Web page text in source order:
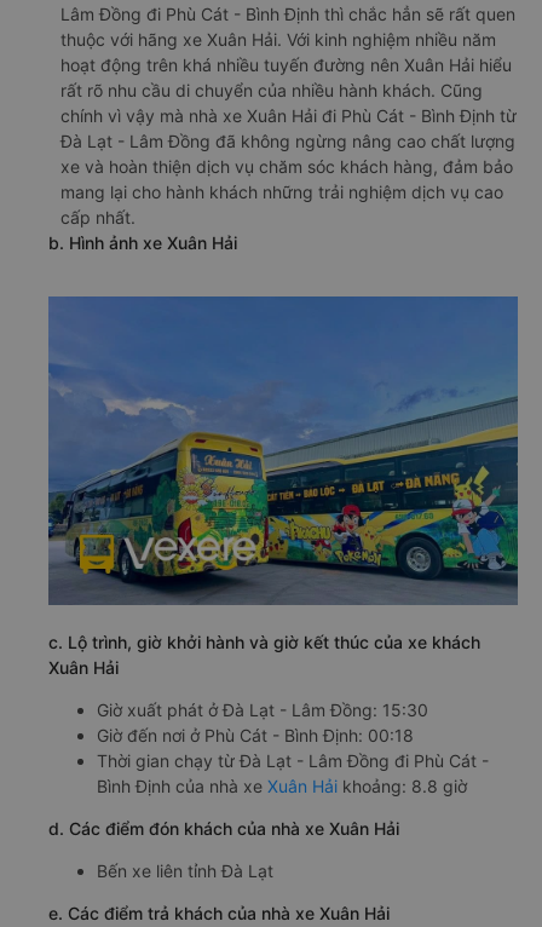
Lâm Đồng đi Phù Cát - Bình Định thì chắc hẳn sẽ rất quen
thuộc với hãng xe Xuân Hải. Với kinh nghiệm nhiều năm
hoạt động trên khá nhiều tuyến đường nên Xuân Hải hiểu
rất rõ nhu cầu di chuyển của nhiều hành khách. Cũng
chính vì vậy mà nhà xe Xuân Hải đi Phù Cát - Bình Định từ
Đà Lạt - Lâm Đồng đã không ngừng nâng cao chất lượng
xe và hoàn thiện dịch vụ chăm sóc khách hàng, đảm bảo
mang lại cho hành khách những trải nghiệm dịch vụ cao
cấp nhất.
b. Hình ảnh xe Xuân Hải
c. Lộ trình, giờ khởi hành và giờ kết thúc của xe khách
Xuân Hải
Giờ xuất phát ở Đà Lạt - Lâm Đồng: 15:30
Giờ đến nơi ở Phù Cát - Bình Định: 00:18
Thời gian chạy từ Đà Lạt - Lâm Đồng đi Phù Cát -
Bình Định của nhà xe Xuân Hải khoảng: 8.8 giờ
d. Các điểm đón khách của nhà xe Xuân Hải
Bến xe liên tỉnh Đà Lạt
e. Các điểm trả khách của nhà xe Xuân Hải